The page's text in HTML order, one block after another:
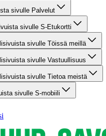
sivulle Palvelut
sivulle S-Etukortti
sivulle Töissä meillä
sivulle Vastuullisuus
sivulle Tietoa meistä
sivulle S-mobiili